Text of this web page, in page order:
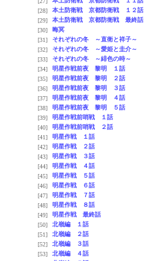
[28]
本土防衛戦 京都防衛戦 １２話
[29]
本土防衛戦 京都防衛戦 最終話
[30]
晦冥
[31]
それぞれの冬 ～直衛と祥子～
[32]
それぞれの冬 ～愛姫と圭介～
[33]
それぞれの冬 ～緋色の時～
[34]
明星作戦前夜 黎明 １話
[35]
明星作戦前夜 黎明 ２話
[36]
明星作戦前夜 黎明 ３話
[37]
明星作戦前夜 黎明 ４話
[38]
明星作戦前夜 黎明 ５話
[39]
明星作戦前哨戦 １話
[40]
明星作戦前哨戦 ２話
[41]
明星作戦 １話
[42]
明星作戦 ２話
[43]
明星作戦 ３話
[44]
明星作戦 ４話
[45]
明星作戦 ５話
[46]
明星作戦 ６話
[47]
明星作戦 ７話
[48]
明星作戦 ８話
[49]
明星作戦 最終話
[50]
北嶺編 １話
[51]
北嶺編 ２話
[52]
北嶺編 ３話
[53]
北嶺編 ４話